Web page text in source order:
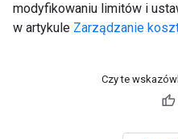
modyfikowaniu limitów i
w artykule Zarządzanie
Czy te